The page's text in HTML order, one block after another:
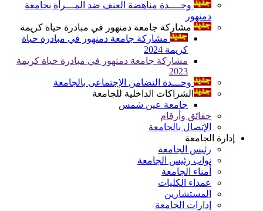
وحــــدة مناهضة العنف ضد المـــرأة بجامعة
دمنهور
مشاركة جامعة دمنهور في مبادرة حياة كريمة
مشاركة جامعة دمنهور في مبادرة حياة
كريمة 2024
مشاركة جامعة دمنهور في مبادرة حياة كريمة
2023
وحـــدة التضامن الإجتماعى بالجامعة
الشراكات الداخلية للجامعة
جامعة عين شمس
حقائق وأرقام
الإتصال بالجامعة
إدارة الجامعة
رئيس الجامعة
نواب رئيس الجامعة
أمناء الجامعة
عمداء الكليات
المستشارين
إدارات الجامعة